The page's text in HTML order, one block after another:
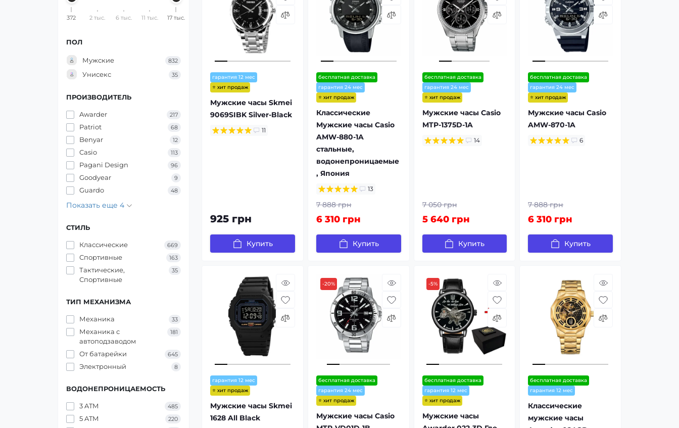
372 2 тыс. 6 тыс. 11 тыс. 17 тыс.
ПОЛ
Мужские 832
Унисекс 35
ПРОИЗВОДИТЕЛЬ
Awarder 217
Patriot 68
Benyar 12
Casio 113
Pagani Design 96
Goodyear 9
Guardo 48
Показать еще 4
СТИЛЬ
Классические 669
Спортивные 163
Тактические,
Спортивные
35
ТИП МЕХАНИЗМА
Механика 33
Механика с
автоподзаводом
181
От батарейки 645
Электронный 8
ВОДОНЕПРОНИЦАЕМОСТЬ
3 ATM 485
5 ATM 220
гарантия 12 мес
⭐ хит продаж
Мужские часы Skmei
9069SIBK Silver-Black
11
925 грн
Купить
бесплатная доставка
гарантия 24 мес
⭐ хит продаж
Классические
Мужские часы Casio
AMW-880-1A
стальные,
водонепроницаемые
, Япония
13
7 888 грн
6 310 грн
Купить
бесплатная доставка
гарантия 24 мес
⭐ хит продаж
Мужские часы Casio
MTP-1375D-1A
14
7 050 грн
5 640 грн
Купить
бесплатная доставка
гарантия 24 мес
⭐ хит продаж
Мужские часы Casio
AMW-870-1A
6
7 888 грн
6 310 грн
Купить
гарантия 12 мес
⭐ хит продаж
Мужские часы Skmei
1628 All Black
-20%
бесплатная доставка
гарантия 24 мес
⭐ хит продаж
Мужские часы Casio
-5%
бесплатная доставка
гарантия 12 мес
⭐ хит продаж
Мужские часы
бесплатная доставка
гарантия 12 мес
Классические
мужские часы